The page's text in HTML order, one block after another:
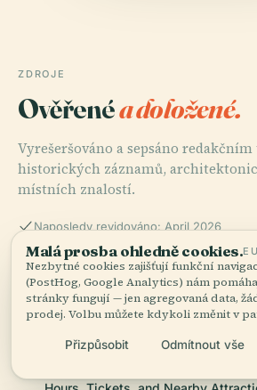
ZDROJE
Ověřenéa doložené.
Vyrešeršováno a sepsáno
historických záznamů,
místních znalostí.
Naposledy revidováno: April 2026
Inalpi Arena (Palasport Olimpico)
Tickets & History of This Olympic
Torino Palasport Olimpico (Inalpi
Malá prosba ohledně cookies.
Nezbytné cookies zajišťují funkční
(PostHog, Google Analytics) nám
stránky fungují — jen agregovaná data,
prodej. Volbu můžete kdykoli změnit v
Přizpůsobit Odmítnout vše